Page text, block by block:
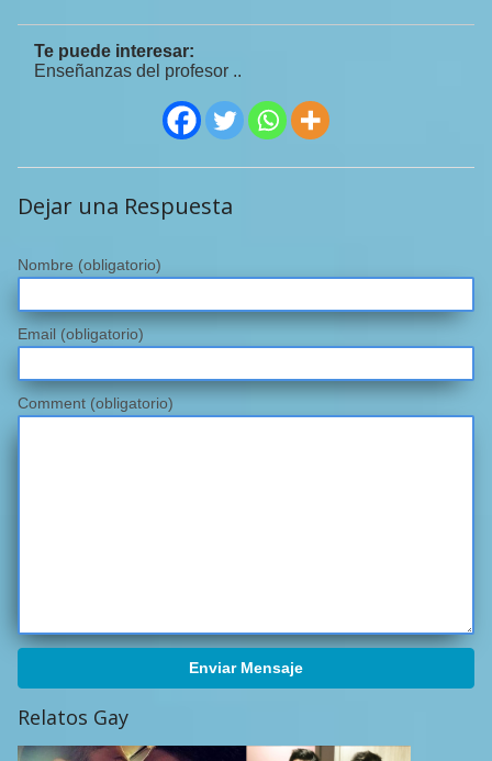
Te puede interesar:
Enseñanzas del profesor ..
Dejar una Respuesta
Nombre (obligatorio)
Email (obligatorio)
Comment (obligatorio)
Enviar Mensaje
Relatos Gay